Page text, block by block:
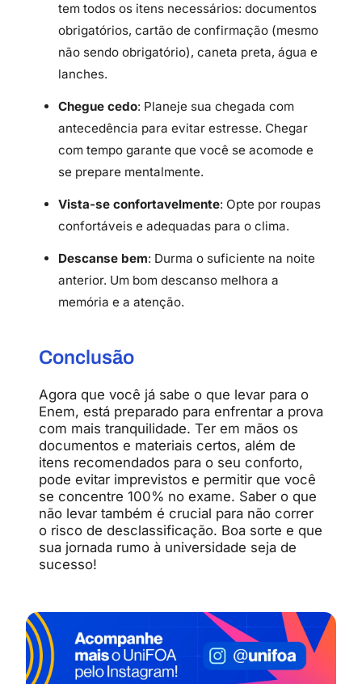
tem todos os itens necessários: documentos
obrigatórios, cartão de confirmação (mesmo
não sendo obrigatório), caneta preta, água e
lanches.
Chegue cedo: Planeje sua chegada com
antecedência para evitar estresse. Chegar
com tempo garante que você se acomode e
se prepare mentalmente.
Vista-se confortavelmente: Opte por roupas
confortáveis e adequadas para o clima.
Descanse bem: Durma o suficiente na noite
anterior. Um bom descanso melhora a
memória e a atenção.
Conclusão
Agora que você já sabe o que levar para o
Enem, está preparado para enfrentar a prova
com mais tranquilidade. Ter em mãos os
documentos e materiais certos, além de
itens recomendados para o seu conforto,
pode evitar imprevistos e permitir que você
se concentre 100% no exame. Saber o que
não levar também é crucial para não correr
o risco de desclassificação. Boa sorte e que
sua jornada rumo à universidade seja de
sucesso!